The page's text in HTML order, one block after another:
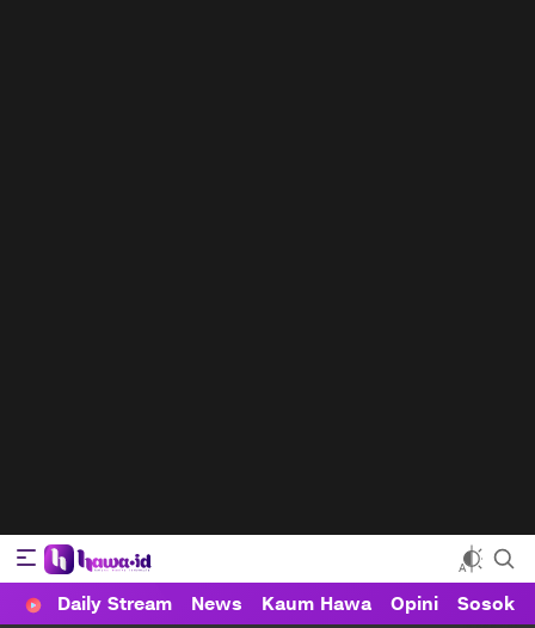
HAWA
Haluan Wanita Indonesia
Daily Stream News Kaum Hawa Opini Sosok